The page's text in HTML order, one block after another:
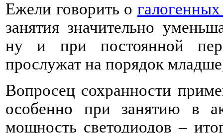
Ежели говорить о
занятия значительно
ну и при постоянной
прослужат на порядок
Вопросец сохранности
особенно при занятию в
мощность светодиодов –